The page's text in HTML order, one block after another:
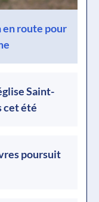
en route pour
Saint-
cet été
poursuit